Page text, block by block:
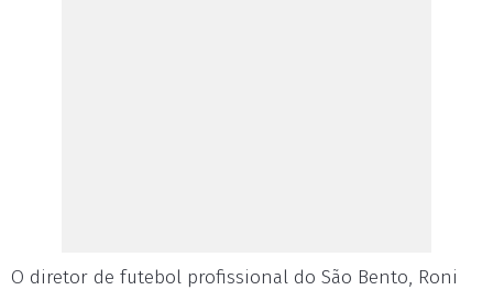
O diretor de futebol profissional do São Bento, Roni